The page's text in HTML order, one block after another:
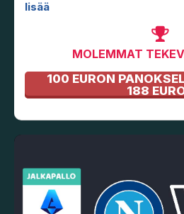
lisää
MOLEMMAT
100 EURON
188